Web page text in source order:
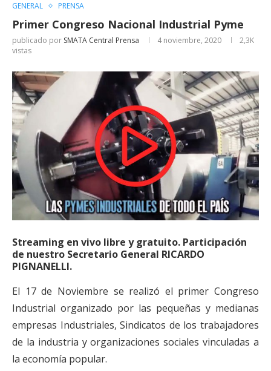
GENERAL PRENSA
Primer Congreso Nacional Industrial Pyme
publicado por SMATA Central Prensa 4 noviembre, 2020
2,3K
vistas
Streaming en vivo libre y gratuito. Participación
de nuestro Secretario General RICARDO
PIGNANELLI.
El 17 de Noviembre se realizó el primer Congreso
Industrial organizado por las pequeñas y medianas
empresas Industriales, Sindicatos de los trabajadores
de la industria y organizaciones sociales vinculadas a
la economía popular.